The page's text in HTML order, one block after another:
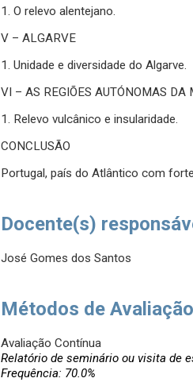
1. O relevo alentejano.
V – ALGARVE
1. Unidade e diversidade do Algarve.
VI – AS REGIÕES AUTÓNOMAS DA
1. Relevo vulcânico e insularidade.
CONCLUSÃO
Portugal, país do Atlântico com
Docente(s)
José Gomes dos Santos
Métodos de Avaliação
Avaliação Contínua
Relatório de seminário ou visita de
Frequência: 70.0%